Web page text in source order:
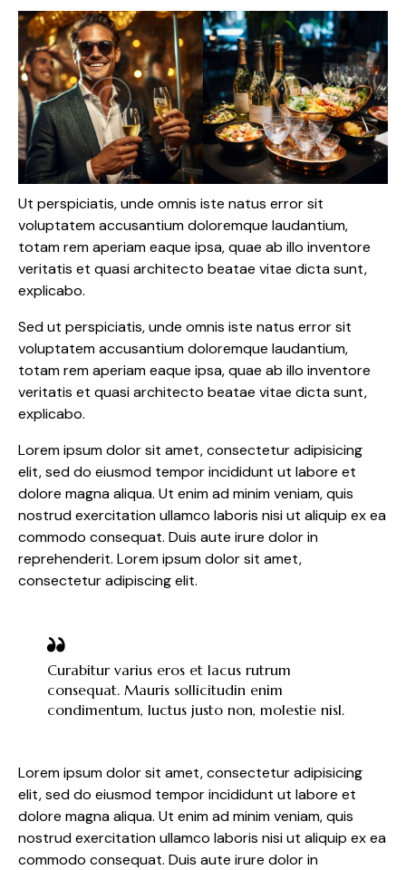
Ut perspiciatis, unde omnis iste natus error sit
voluptatem accusantium doloremque laudantium,
totam rem aperiam eaque ipsa, quae ab illo inventore
veritatis et quasi architecto beatae vitae dicta sunt,
explicabo.
Sed ut perspiciatis, unde omnis iste natus error sit
voluptatem accusantium doloremque laudantium,
totam rem aperiam eaque ipsa, quae ab illo inventore
veritatis et quasi architecto beatae vitae dicta sunt,
explicabo.
Lorem ipsum dolor sit amet, consectetur adipisicing
elit, sed do eiusmod tempor incididunt ut labore et
dolore magna aliqua. Ut enim ad minim veniam, quis
nostrud exercitation ullamco laboris nisi ut aliquip ex ea
commodo consequat. Duis aute irure dolor in
reprehenderit. Lorem ipsum dolor sit amet,
consectetur adipiscing elit.
Curabitur varius eros et lacus rutrum
consequat. Mauris sollicitudin enim
condimentum, luctus justo non, molestie nisl.
Lorem ipsum dolor sit amet, consectetur adipisicing
elit, sed do eiusmod tempor incididunt ut labore et
dolore magna aliqua. Ut enim ad minim veniam, quis
nostrud exercitation ullamco laboris nisi ut aliquip ex ea
commodo consequat. Duis aute irure dolor in